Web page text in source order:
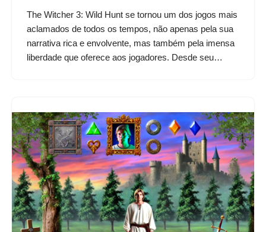
The Witcher 3: Wild Hunt se tornou um dos jogos mais
aclamados de todos os tempos, não apenas pela sua
narrativa rica e envolvente, mas também pela imensa
liberdade que oferece aos jogadores. Desde seu…